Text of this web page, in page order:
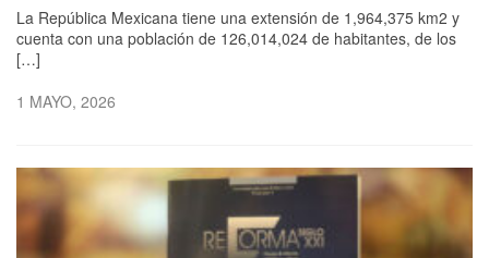
La República Mexicana tiene una extensión de 1,964,375 km2 y
cuenta con una población de 126,014,024 de habitantes, de los
[…]
1 MAYO, 2026